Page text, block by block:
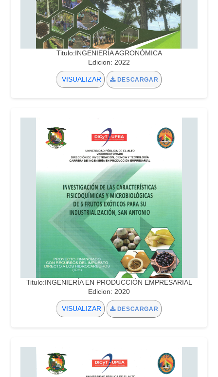
Titulo:INGENIERÍA AGRONÓMICA
Edicion: 2022
VISUALIZAR DESCARGAR
Titulo:INGENIERÍA EN PRODUCCIÓN EMPRESARIAL
Edicion: 2020
VISUALIZAR DESCARGAR